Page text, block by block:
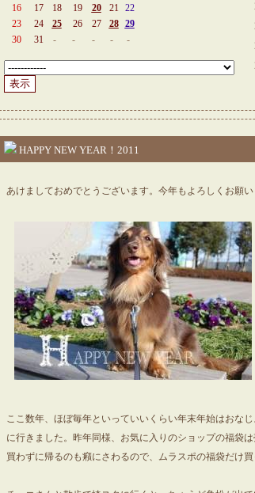
16
17 18 19 20 21
22
23
24 25 26 27 28
29
30
31 - - - - -
HAPPY NEW YEAR！2011
あけましておめでとうございます。今年もよろしくお願い
ここ数年、ほぼ毎年といっていいくらい年末年始はおな
に行きました。昨年同様、お気に入りのショップの福袋
買わずに帰るのも癪にさわるので、ムラスポの福袋だけ